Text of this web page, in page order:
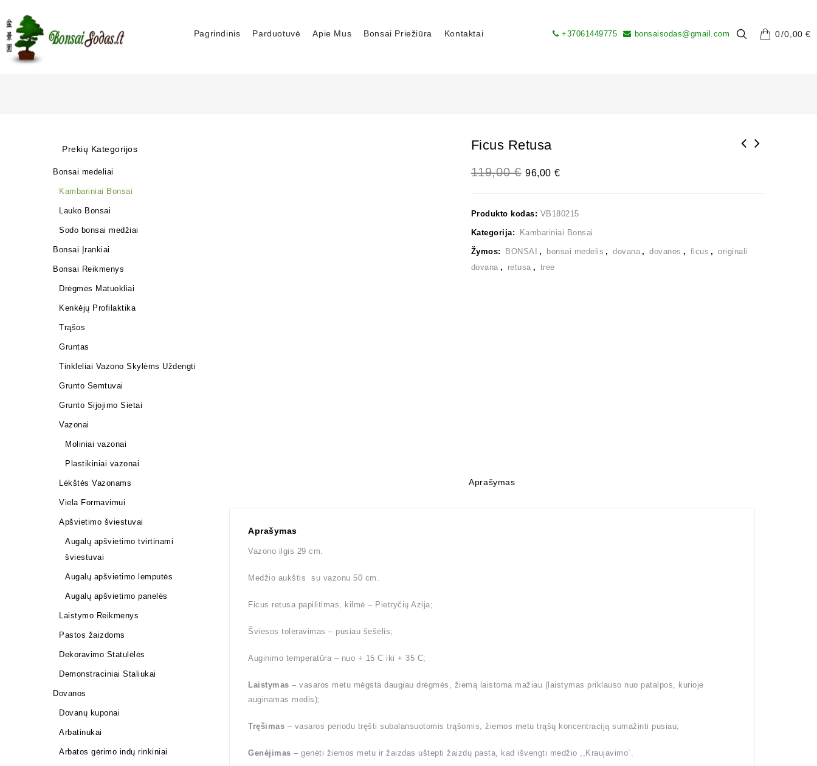
Pagrindinis Parduotuvė Apie Mus Bonsai Priežiūra Kontaktai 0 0,00€
+37061449775 bonsaisodas@gmail.com
Ficus Retusa
119,00€ 96,00 €
Produkto kodas: VB180215
Kategorija: Kambariniai Bonsai
Žymos: BONSAI , bonsai medelis , dovana , dovanos , ficus ,
originali
dovana , retusa , tree
Aprašymas
Aprašymas
Vazono ilgis 29 cm.
Medžio aukštis su vazonu 50 cm.
Ficus retusa papilitimas, kilmė – Pietryčių Azija;
Šviesos toleravimas – pusiau šešėlis;
Auginimo temperatūra – nuo + 15 C iki + 35 C;
Laistymas – vasaros metu mėgsta daugiau drėgmės, žiemą laistoma mažiau (laistymas priklauso nuo patalpos, kurioje
auginamas medis);
Tręšimas – vasaros periodu tręšti subalansuotomis trąšomis, žiemos metu trąšų koncentraciją sumažinti pusiau;
Genėjimas – genėti žiemos metu ir žaizdas uštepti žaizdų pasta, kad išvengti medžio ,,Kraujavimo”.
Prekių Kategorijos
Bonsai medeliai
Kambariniai Bonsai
Lauko Bonsai
Sodo bonsai medžiai
Bonsai Įrankiai
Bonsai Reikmenys
Drėgmės Matuokliai
Kenkėjų Profilaktika
Trąšos
Gruntas
Tinkleliai Vazono Skylėms Uždengti
Grunto Semtuvai
Grunto Sijojimo Sietai
Vazonai
Moliniai vazonai
Plastikiniai vazonai
Lėkštės Vazonams
Viela Formavimui
Apšvietimo šviestuvai
Augalų apšvietimo tvirtinami
šviestuvai
Augalų apšvietimo lemputės
Augalų apšvietimo panelės
Laistymo Reikmenys
Pastos žaizdoms
Dekoravimo Statulėlės
Demonstraciniai Staliukai
Dovanos
Dovanų kuponai
Arbatinukai
Arbatos gėrimo indų rinkiniai